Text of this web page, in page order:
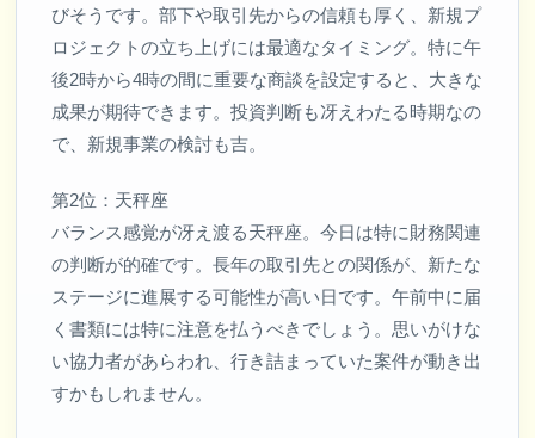
びそうです。部下や取引先からの信頼も厚く、新規プ
ロジェクトの立ち上げには最適なタイミング。特に午
後2時から4時の間に重要な商談を設定すると、大きな
成果が期待できます。投資判断も冴えわたる時期なの
で、新規事業の検討も吉。
第2位：天秤座
バランス感覚が冴え渡る天秤座。今日は特に財務関連
の判断が的確です。長年の取引先との関係が、新たな
ステージに進展する可能性が高い日です。午前中に届
く書類には特に注意を払うべきでしょう。思いがけな
い協力者があらわれ、行き詰まっていた案件が動き出
すかもしれません。